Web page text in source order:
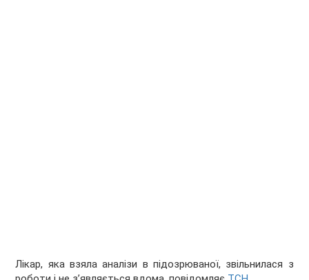
Лікар, яка взяла аналізи в підозрюваної, звільнилася з